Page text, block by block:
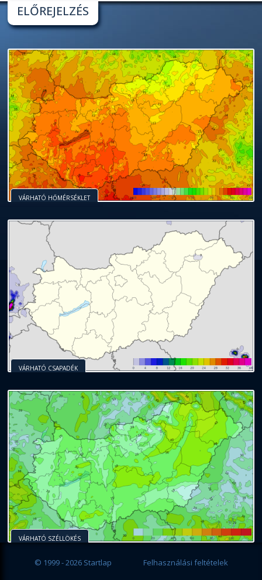
ELŐREJELZÉS
VÁRHATÓ HŐMÉRSÉKLET
VÁRHATÓ CSAPADÉK
VÁRHATÓ SZÉLLÖKÉS
© 1999 - 2026 Startlap Felhasználási feltételek